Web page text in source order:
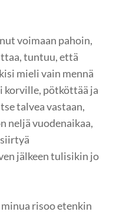
voimaan pahoin,
tuntuu, että
mieli vain mennä
pötköttää ja
talvea vastaan,
neljä vuodenaikaa,
jälkeen tulisikin jo
risoo etenkin